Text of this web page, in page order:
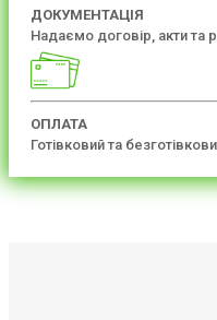
ДОКУМЕНТАЦІЯ
Надаємо договір, акти та
ОПЛАТА
Готівковий та